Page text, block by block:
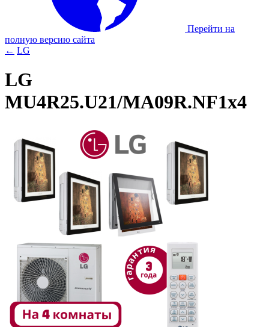
Перейти на
полную версию сайта
← LG
LG
MU4R25.U21/MA09R.NF1x4